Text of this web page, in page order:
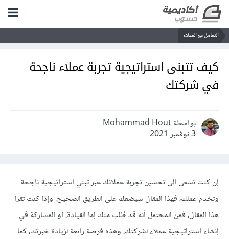
التعامل مع العملاء
كيف تتبنى استراتيجية تجربة عملاء ناجحة
في شركتك
بواسطة Mohammad Hout
3 نوفمبر 2021
إن كنت تسعى إلى تحسين تجربة عملائك عبر تبني استراتيجية ناجحة
وتخدم عملك، فهذا المقال سيضعك على الطريق الصحيح. وإذا كنت تقرأ
هذا المقال، فمن المحتمل أنه قد طُلب منك إما القيادة، أو المشاركة في
إنشاء استراتيجية عملاء لشركتك، وهذه فرصة رائعة لزيادة خبرتك، كما